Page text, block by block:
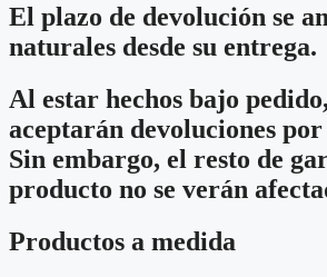
El plazo de devolución se
naturales desde su entrega.
Al estar hechos bajo
aceptarán devoluciones
Sin embargo, el resto de
producto no se verán
Productos a medida